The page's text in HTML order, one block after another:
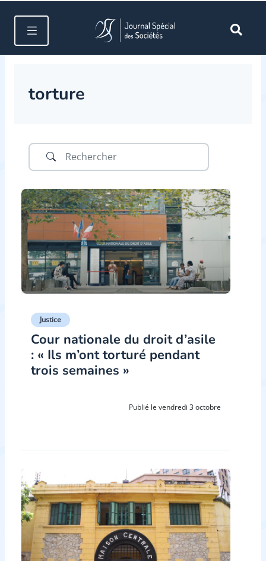
torture
Justice
Cour nationale du droit d’asile
: « Ils m’ont torturé pendant
trois semaines »
Publié le vendredi 3 octobre